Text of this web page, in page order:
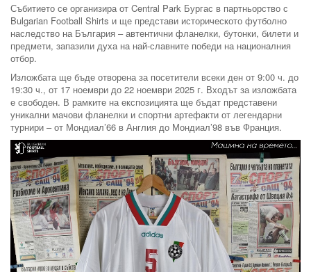
Събитието се организира от Central Park Бургас в партньорство с
Bulgarian Football Shirts и ще представи историческото футболно
наследство на България – автентични фланелки, бутонки, билети и
предмети, запазили духа на най-славните победи на националния
отбор.
Изложбата ще бъде отворена за посетители всеки ден от 9:00 ч. до
19:30 ч., от 17 ноември до 22 ноември 2025 г. Входът за изложбата
е свободен. В рамките на експозицията ще бъдат представени
уникални мачови фланелки и спортни артефакти от легендарни
турнири – от Мондиал’66 в Англия до Мондиал’98 във Франция.